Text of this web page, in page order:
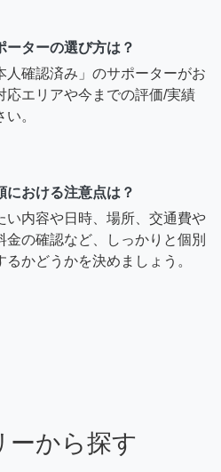
ーターの選び方は？
人確認済み」のサポーターがお
応エリアや今までの評価/実績
。
における注意点は？
い内容や日時、場所、交通費や
の確認など、しっかりと個別
かどうかを決めましょう。
ーから探す